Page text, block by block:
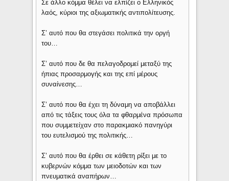
Σε άλλο κόμμα θέλει να ελπίζει ο Ελληνικός
λαός, κύριοι της αξιωματικής αντιπολίτευσης.
Σ’ αυτό που θα στεγάσει πολιτικά την οργή
του…
Σ’ αυτό που δε θα πελαγοδρομεί μεταξύ της
ήπιας προσαρμογής και της επί μέρους
συναίνεσης…
Σ’ αυτό που θα έχει τη δύναμη να αποβάλλει
από τις τάξεις τους όλα τα φθαρμένα πρόσωπα
που συμμετείχαν στο παρακμιακό πανηγύρι
του ευτελισμού της πολιτικής…
Σ’ αυτό που θα έρθει σε κάθετη ρίξει με το
κυβερνών κόμμα των μειοδοτών και των
πνευματικά αναπήρων…